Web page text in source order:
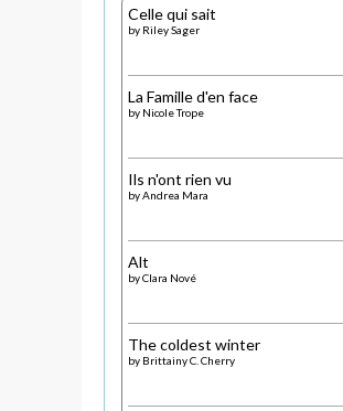
Celle qui sait
by Riley Sager
La Famille d'en face
by Nicole Trope
Ils n'ont rien vu
byAndrea Mara
Alt
byClara Nové
The coldest winter
by Brittainy C. Cherry